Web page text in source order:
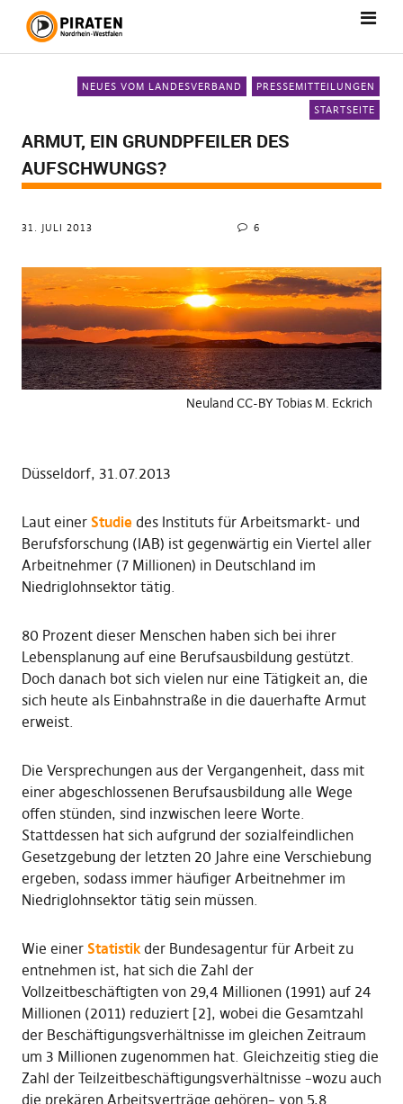
NEUES VOM LANDESVERBAND
PRESSEMITTEILUNGEN
STARTSEITE
ARMUT, EIN GRUNDPFEILER DES
AUFSCHWUNGS?
31. JULI 2013 6
Neuland CC-BY Tobias M. Eckrich
Düsseldorf, 31.07.2013
Laut einer Studiedes Instituts für Arbeitsmarkt- und
Berufsforschung (IAB) ist gegenwärtig ein Viertel aller
Arbeitnehmer (7 Millionen) in Deutschland im
Niedriglohnsektor tätig.
80 Prozent dieser Menschen haben sich bei ihrer
Lebensplanung auf eine Berufsausbildung gestützt.
Doch danach bot sich vielen nur eine Tätigkeit an, die
sich heute als Einbahnstraße in die dauerhafte Armut
erweist.
Die Versprechungen aus der Vergangenheit, dass mit
einer abgeschlossenen Berufsausbildung alle Wege
offen stünden, sind inzwischen leere Worte.
Stattdessen hat sich aufgrund der sozialfeindlichen
Gesetzgebung der letzten 20 Jahre eine Verschiebung
ergeben, sodass immer häufiger Arbeitnehmer im
Niedriglohnsektor tätig sein müssen.
Wie einer Statistikder Bundesagentur für Arbeit zu
entnehmen ist, hat sich die Zahl der
Vollzeitbeschäftigten von 29,4 Millionen (1991) auf 24
Millionen (2011) reduziert [2], wobei die Gesamtzahl
der Beschäftigungsverhältnisse im gleichen Zeitraum
um 3 Millionen zugenommen hat. Gleichzeitig stieg die
Zahl der Teilzeitbeschäftigungsverhältnisse –wozu auch
die prekären Arbeitsverträge gehören– von 5,8